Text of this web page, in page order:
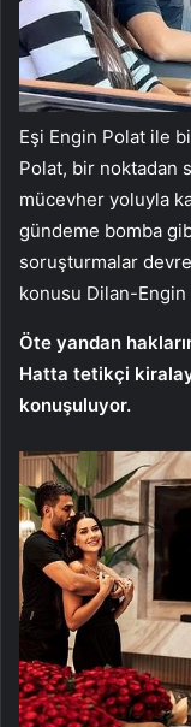
Eşi Engin Polat ile
Polat, bir noktadan
mücevher yoluyla
gündeme bomba
soruşturmalar
konusu Dilan-
Öte yandan
Hatta tetikçi
konuşuluyor.